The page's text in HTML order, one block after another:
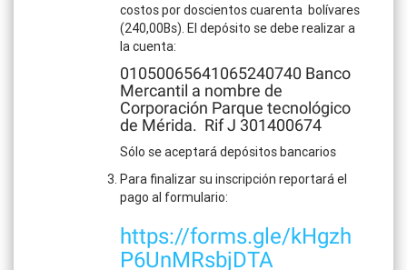
costos por doscientos cuarenta bolívares
(240,00Bs). El depósito se debe realizar a
la cuenta:
01050065641065240740 Banco
Mercantil a nombre de
Corporación Parque tecnológico
de Mérida. Rif J 301400674
Sólo se aceptará depósitos bancarios
Para finalizar su inscripción reportará el
pago al formulario:
https://forms.gle/kHgzh
P6UnMRsbjDTA